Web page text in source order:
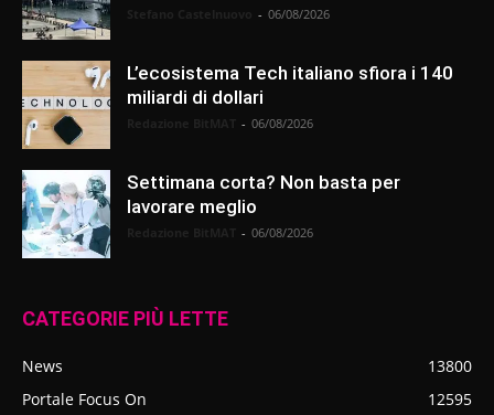
- 06/08/2026
L’ecosistema Tech italiano sfiora i 140
miliardi di dollari
- 06/08/2026
Settimana corta? Non basta per
lavorare meglio
- 06/08/2026
CATEGORIE PIÙ LETTE
News
13800
Portale Focus On
12595